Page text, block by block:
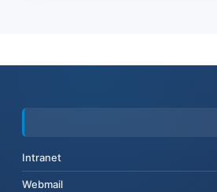
Intranet
Webmail